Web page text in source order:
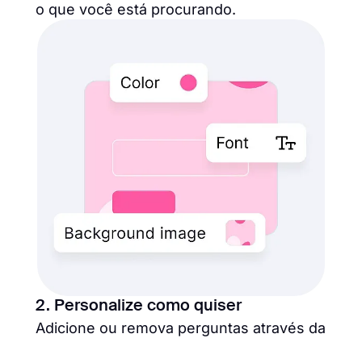
o que você está procurando.
2. Personalize como quiser
Adicione ou remova perguntas através da